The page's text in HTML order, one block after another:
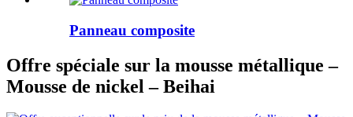
Panneau composite
Offre spéciale sur la mousse métallique –
Mousse de nickel – Beihai